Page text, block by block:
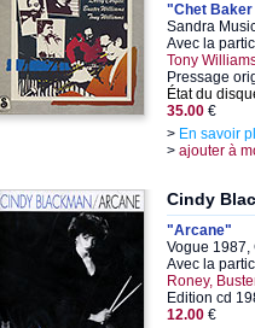
"Chet
Sandra
Avec la
Tony
Pressage
État du
35.00 €
> En savoir
> ajouter à
Cindy
"Arcane"
Vogue 1987,
Avec la
Roney,
Edition cd
12.00 €